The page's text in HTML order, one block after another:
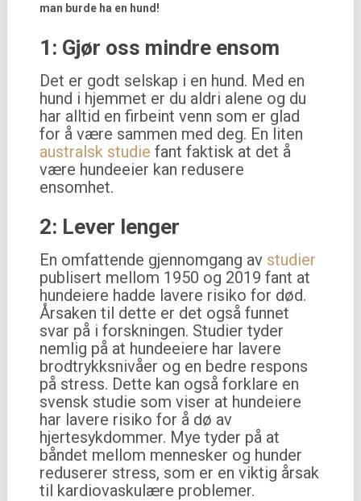
man burde ha en hund!
1: Gjør oss mindre ensom
Det er godt selskap i en hund. Med en
hund i hjemmet er du aldri alene og du
har alltid en firbeint venn som er glad
for å være sammen med deg. En liten
australsk studie fant faktisk at det å
være hundeeier kan redusere
ensomhet.
2: Lever lenger
En omfattende gjennomgang av studier
publisert mellom 1950 og 2019 fant at
hundeiere hadde lavere risiko for død.
Årsaken til dette er det også funnet
svar på i forskningen. Studier tyder
nemlig på at hundeeiere har lavere
brodtrykksnivåer og en bedre respons
på stress. Dette kan også forklare en
svensk studie som viser at hundeiere
har lavere risiko for å dø av
hjertesykdommer. Mye tyder på at
båndet mellom mennesker og hunder
reduserer stress, som er en viktig årsak
til kardiovaskulære problemer.